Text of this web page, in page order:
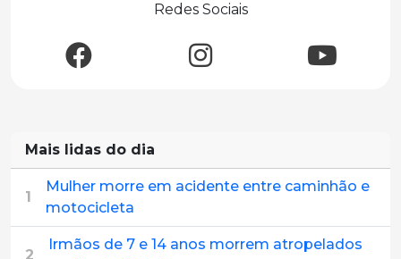
Redes Sociais
Mais lidas do dia
1
Mulher morre em acidente entre caminhão e
motocicleta
2
Irmãos de 7 e 14 anos morrem atropelados